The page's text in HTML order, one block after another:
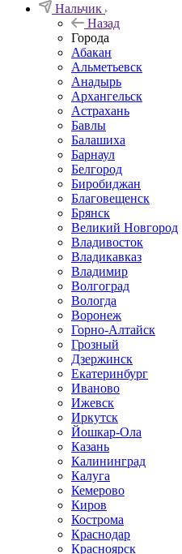
Нальчик
Назад
Города
Абакан
Альметьевск
Анадырь
Архангельск
Астрахань
Бавлы
Балашиха
Барнаул
Белгород
Биробиджан
Благовещенск
Брянск
Великий Новгород
Владивосток
Владикавказ
Владимир
Волгоград
Вологда
Воронеж
Горно-Алтайск
Грозный
Дзержинск
Екатеринбург
Иваново
Ижевск
Иркутск
Йошкар-Ола
Казань
Калининград
Калуга
Кемерово
Киров
Кострома
Краснодар
Красноярск